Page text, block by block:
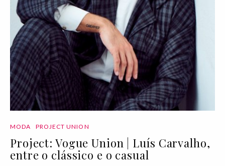
MODA PROJECT UNION
Project: Vogue Union | Luís Carvalho,
entre o clássico e o casual